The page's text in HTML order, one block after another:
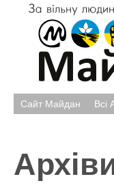
Сайт Майдан Всі